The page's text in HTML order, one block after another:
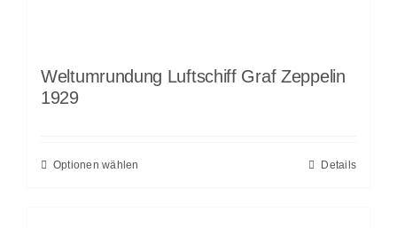
Weltumrundung Luftschiff Graf Zeppelin
1929
Optionen wählen Details